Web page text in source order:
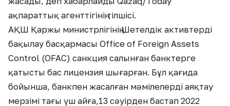
ақпараттық агенттігінің тілшісі.
АҚШ Қаржы министрлігінің Шетелдік активтерді
бақылау басқармасы Office of Foreign Assets
Control (OFAC) санкция салынған банктерге
қатысты бас лицензия шығарған. Бұл қағида
бойынша, банкпен жасалған мәмілелерді аяқтау
мерзімі тағы үш айға,13 сәуірден бастап 2022